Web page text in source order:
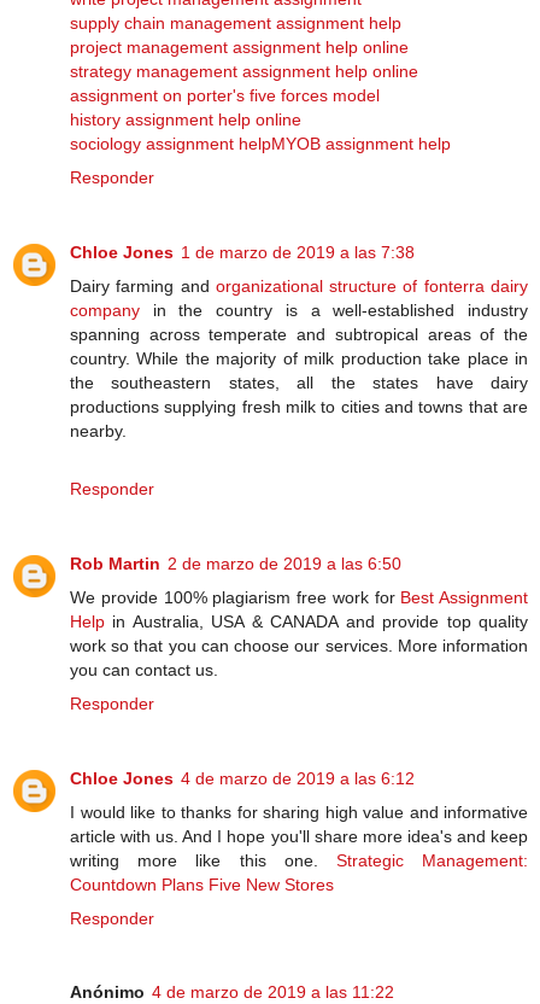
supply chain management assignment help
project management assignment help online
strategy management assignment help online
assignment on porter's five forces model
history assignment help online
sociology assignment helpMYOB assignment help
Responder
Chloe Jones 1 de marzo de 2019 a las 7:38
Dairy farming and organizational structure of fonterra dairy
company in the country is a well-established industry
spanning across temperate and subtropical areas of the
country. While the majority of milk production take place in
the southeastern states, all the states have dairy
productions supplying fresh milk to cities and towns that are
nearby.
Responder
Rob Martin 2 de marzo de 2019 a las 6:50
We provide 100% plagiarism free work for Best Assignment
Help in Australia, USA & CANADA and provide top quality
work so that you can choose our services. More information
you can contact us.
Responder
Chloe Jones 4 de marzo de 2019 a las 6:12
I would like to thanks for sharing high value and informative
article with us. And I hope you'll share more idea's and keep
writing more like this one. Strategic Management:
Countdown Plans Five New Stores
Responder
Anónimo 4 de marzo de 2019 a las 11:22